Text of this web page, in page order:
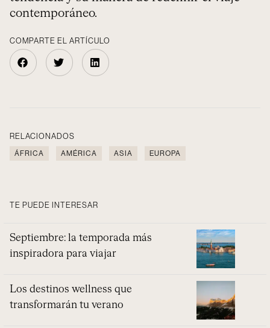
contemporáneo.
COMPARTE EL ARTÍCULO
RELACIONADOS
ÁFRICA AMÉRICA ASIA EUROPA
TE PUEDE INTERESAR
Septiembre: la temporada más
inspiradora para viajar
Los destinos wellness que
transformarán tu verano